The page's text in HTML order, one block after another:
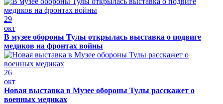
29
окт
В музее обороны Тулы открылась выставка о подвиге
медиков на фронтах войны
26
окт
Новая выставка в Музее обороны Тулы расскажет о
военных медиках